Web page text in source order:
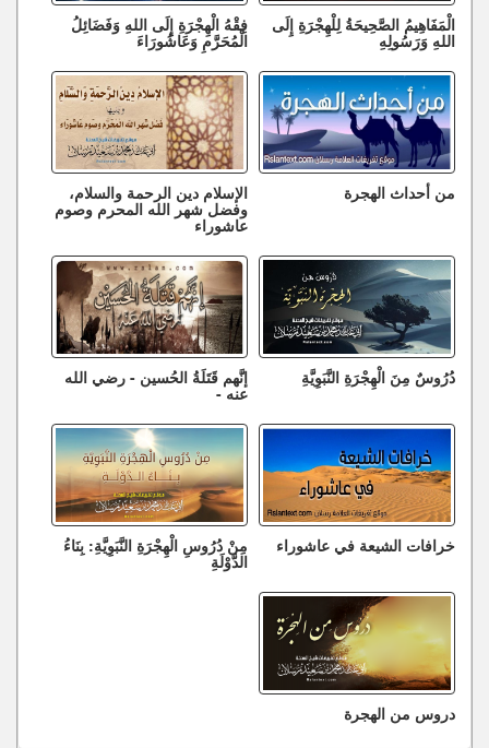
الْمَفَاهِيمُ الصَّحِيحَةُ لِلْهِجْرَةِ إِلَى
اللهِ وَرَسُولِهِ
فِقْهُ الْهِجْرَةِ إِلَى اللهِ وَفَضَائِلُ
الْمُحَرَّمِ وَعَاشُورَاءَ
من أحداث الهجرة الإسلام دين الرحمة والسلام،
وفضل شهر الله المحرم وصوم
عاشوراء
دُرُوسٌ مِنَ الْهِجْرَةِ النَّبَوِيَّةِ إنَّهم قَتَلَةُ الحُسين - رضي الله
عنه -
خرافات الشيعة في عاشوراء مِنْ دُرُوسِ الْهِجْرَةِ النَّبَوِيَّةِ: بِنَاءُ
الدَّوْلَةِ
دروس من الهجرة